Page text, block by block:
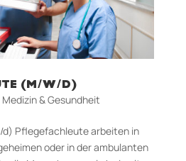
(M/W/D)
& Gesundheit
Pflegefachleute arbeiten in
oder in der ambulanten